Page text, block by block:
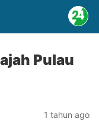
Pulau
1 tahun ago